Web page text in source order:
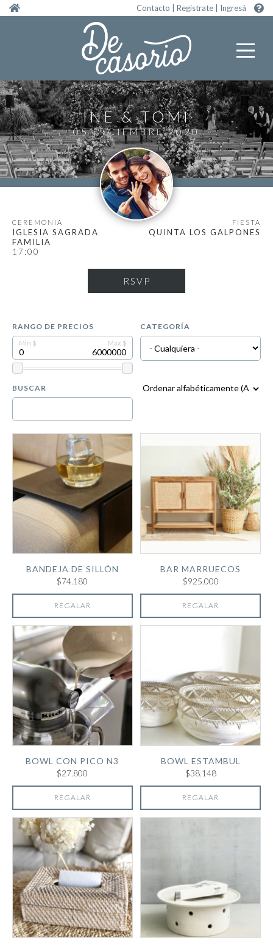
Pasar al contenido principal Contacto Registrate Ingresá
INE TOMI
05 DICIEMBRE 2020
CEREMONIA
IGLESIA SAGRADA
FAMILIA
17:00
FIESTA
QUINTA LOS GALPONES
RSVP
RANGO DE PRECIOS CATEGORÍA
BUSCAR
BANDEJA DE SILLÓN
$74.180
REGALAR
BAR MARRUECOS
$925.000
REGALAR
BOWL CON PICO N3
$27.800
REGALAR
BOWL ESTAMBUL
$38.148
REGALAR